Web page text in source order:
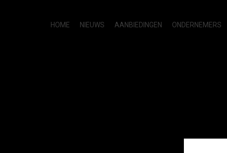
HOME NIEUWS AANBIEDINGEN ONDERNEMERS